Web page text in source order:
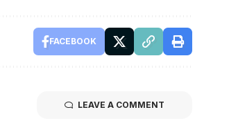
FACEBOOK
LEAVE A COMMENT